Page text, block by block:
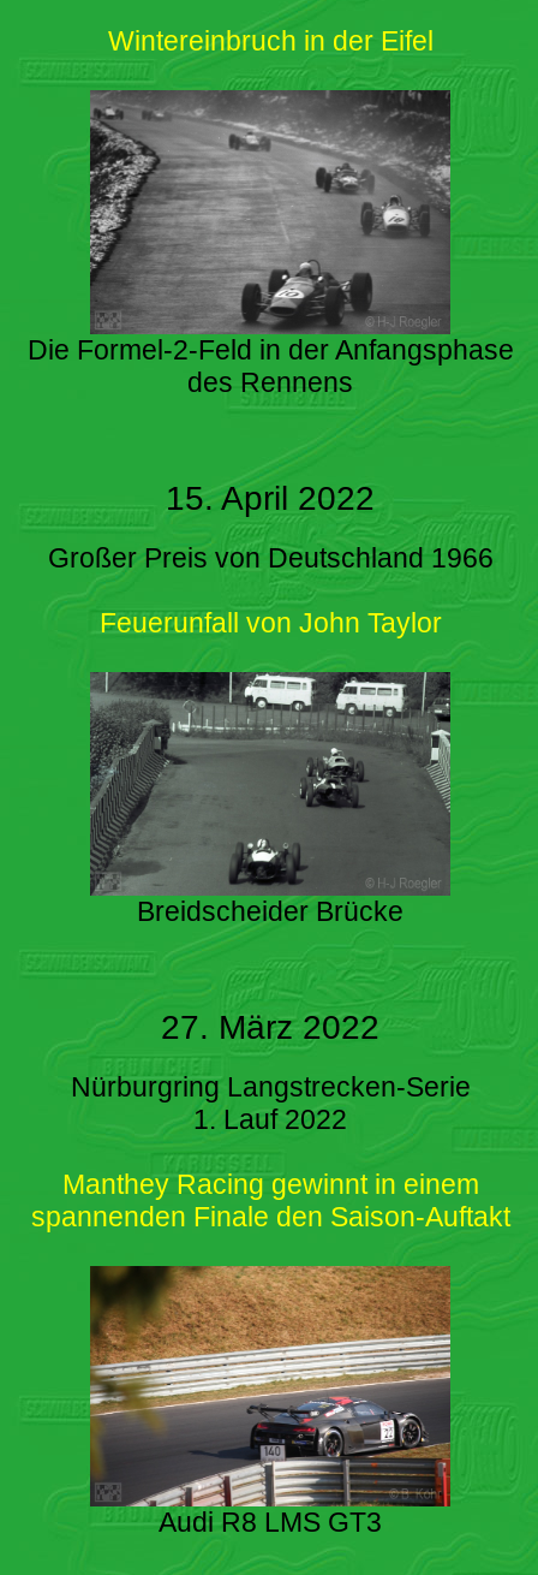
Wintereinbruch in der Eifel
Die Formel-2-Feld in der Anfangsphase
des Rennens
15. April 2022
Großer Preis von Deutschland 1966
Feuerunfall von John Taylor
Breidscheider Brücke
27. März 2022
Nürburgring Langstrecken-Serie
1. Lauf 2022
Manthey Racing gewinnt in einem
spannenden Finale den Saison-Auftakt
Audi R8 LMS GT3